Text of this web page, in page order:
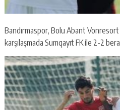
Bandırmaspor, Bolu Abant
karşılaşmada Sumqayıt FK ile 2-2